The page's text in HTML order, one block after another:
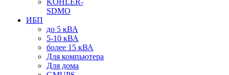
KOHLER-
SDMO
ИБП
до 5 кВА
5-10 кВА
более 15 кВА
Для компьютера
Для дома